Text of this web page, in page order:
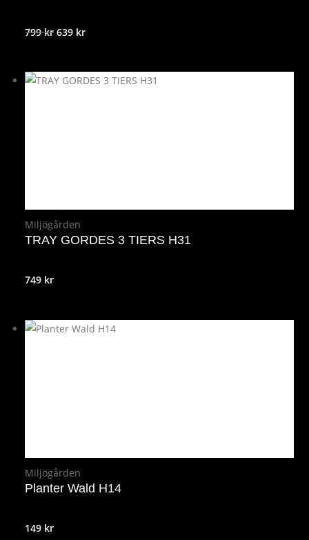
799krDet
var:
639 krDet
är:
Miljögården
TRAY GORDES 3 TIERS H31
749 kr
Miljögården
Planter Wald H14
149 kr